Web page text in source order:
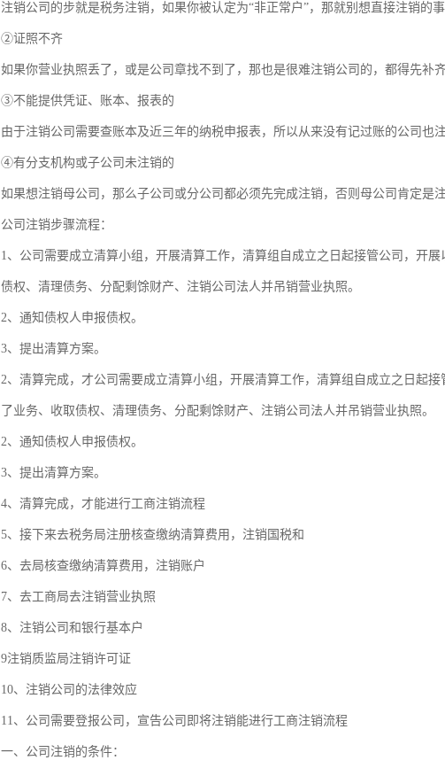
注销公司的步就是税务注销，如果你被认定为“非正常户”，那就别想直接注销的
②证照不齐
如果你营业执照丢了，或是公司章找不到了，那也是很难注销公司的，都得先补齐
③不能提供凭证、账本、报表的
由于注销公司需要查账本及近三年的纳税申报表，所以从来没有记过账的公司也
④有分支机构或子公司未注销的
如果想注销母公司，那么子公司或分公司都必须先完成注销，否则母公司肯定是注
公司注销步骤流程：
1、公司需要成立清算小组，开展清算工作，清算组自成立之日起接管公司，开
债权、清理债务、分配剩馀财产、注销公司法人并吊销营业执照。
2、通知债权人申报债权。
3、提出清算方案。
2、清算完成，才公司需要成立清算小组，开展清算工作，清算组自成立之日起
了业务、收取债权、清理债务、分配剩馀财产、注销公司法人并吊销营业执照。
2、通知债权人申报债权。
3、提出清算方案。
4、清算完成，才能进行工商注销流程
5、接下来去税务局注册核查缴纳清算费用，注销国税和
6、去局核查缴纳清算费用，注销账户
7、去工商局去注销营业执照
8、注销公司和银行基本户
9注销质监局注销许可证
10、注销公司的法律效应
11、公司需要登报公司，宣告公司即将注销能进行工商注销流程
一、公司注销的条件：